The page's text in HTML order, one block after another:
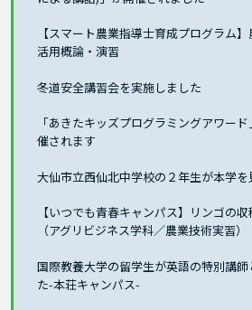
【スマート農業指導士育成プログラム
活用概論・演習
冬道安全講習会を実施しました
「あきたキッズプログラミングアワー
催されます
大仙市立西仙北中学校の２年生が本学を
【いつでも青春キャンパス】リンゴの
（アグリビジネス学科／農業技術実習）
国際教養大学の留学生が英語の特別講
た-本荘キャンパス-